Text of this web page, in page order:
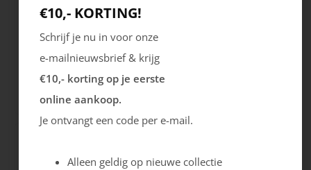
Rieker
Cristallino
99.99
€10,- KORTING!
Schrijf je nu in voor onze
e-mailnieuwsbrief & krijg
€10,- korting op je eerste
online aankoop.
Je ontvangt een code per e-mail.
Alleen geldig op nieuwe collectie